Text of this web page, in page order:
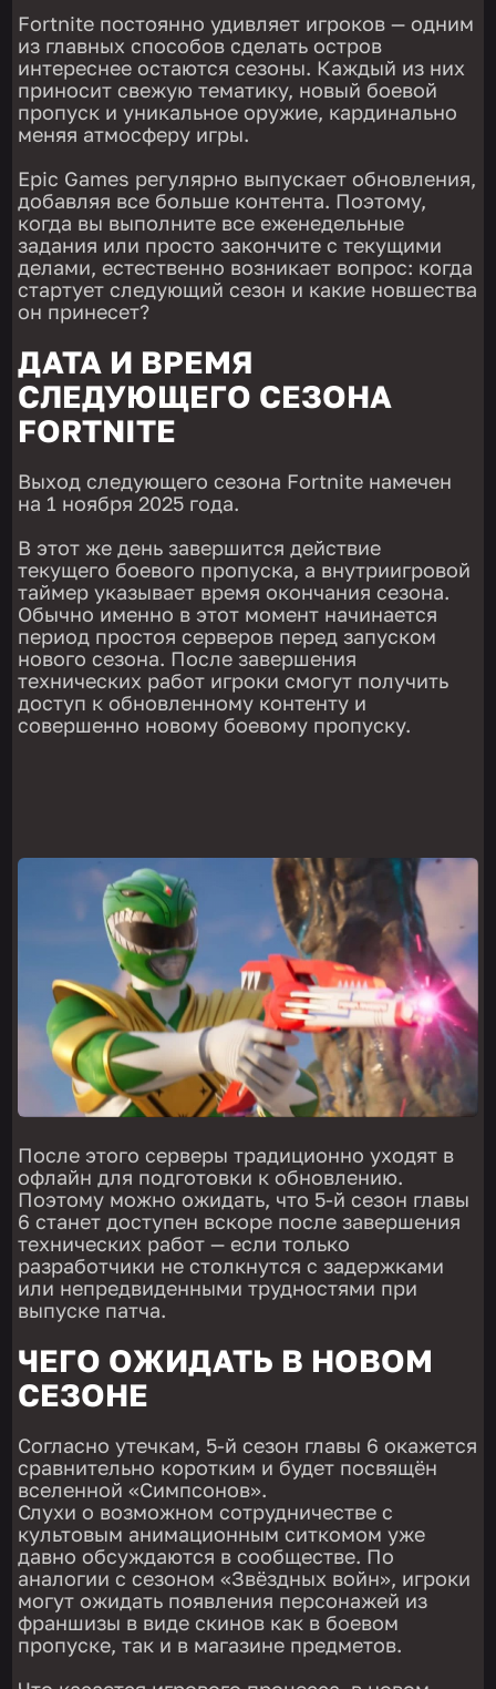
Fortnite постоянно удивляет игроков — одним
из главных способов сделать остров
интереснее остаются сезоны. Каждый из них
приносит свежую тематику, новый боевой
пропуск и уникальное оружие, кардинально
меняя атмосферу игры.
Epic Games регулярно выпускает обновления,
добавляя все больше контента. Поэтому,
когда вы выполните все еженедельные
задания или просто закончите с текущими
делами, естественно возникает вопрос: когда
стартует следующий сезон и какие новшества
он принесет?
ДАТА И ВРЕМЯ
СЛЕДУЮЩЕГО СЕЗОНА
FORTNITE
Выход следующего сезона Fortnite намечен
на 1 ноября 2025 года.
В этот же день завершится действие
текущего боевого пропуска, а внутриигровой
таймер указывает время окончания сезона.
Обычно именно в этот момент начинается
период простоя серверов перед запуском
нового сезона. После завершения
технических работ игроки смогут получить
доступ к обновленному контенту и
совершенно новому боевому пропуску.
После этого серверы традиционно уходят в
офлайн для подготовки к обновлению.
Поэтому можно ожидать, что 5-й сезон главы
6 станет доступен вскоре после завершения
технических работ — если только
разработчики не столкнутся с задержками
или непредвиденными трудностями при
выпуске патча.
ЧЕГО ОЖИДАТЬ В НОВОМ
СЕЗОНЕ
Согласно утечкам, 5-й сезон главы 6 окажется
сравнительно коротким и будет посвящён
вселенной «Симпсонов».
Слухи о возможном сотрудничестве с
культовым анимационным ситкомом уже
давно обсуждаются в сообществе. По
аналогии с сезоном «Звёздных войн», игроки
могут ожидать появления персонажей из
франшизы в виде скинов как в боевом
пропуске, так и в магазине предметов.